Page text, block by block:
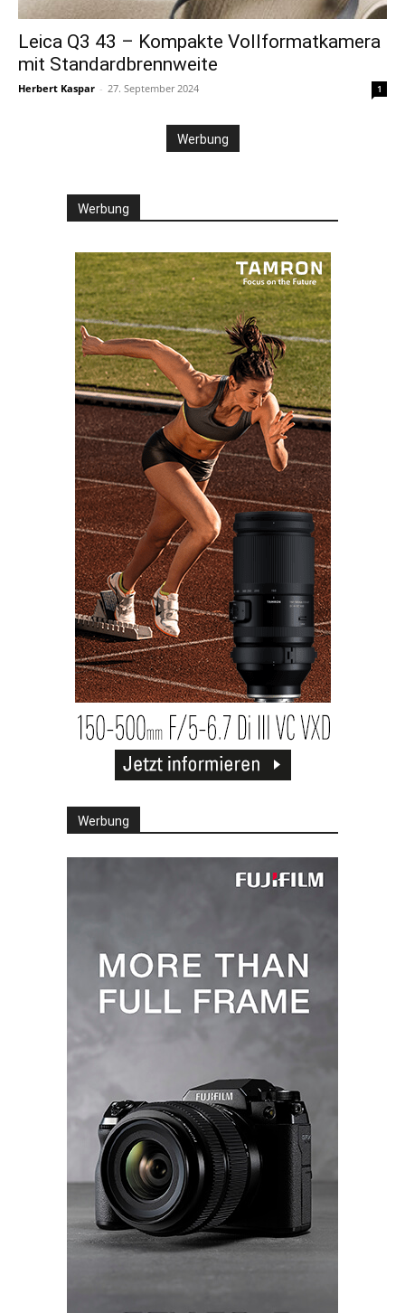
Leica Q3 43 – Kompakte Vollformatkamera
mit Standardbrennweite
Herbert Kaspar - 27. September 2024 1
Werbung
Werbung
Werbung